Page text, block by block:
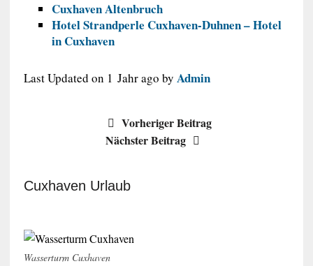
Cuxhaven Altenbruch
Hotel Strandperle Cuxhaven-Duhnen – Hotel
in Cuxhaven
Last Updated on 1 Jahr ago by Admin
Vorheriger Beitrag
Nächster Beitrag
Cuxhaven Urlaub
Wasserturm Cuxhaven